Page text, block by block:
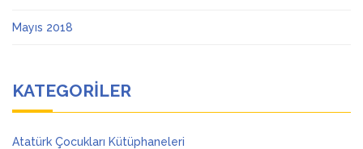
Mayıs 2018
KATEGORILER
Atatürk Çocukları Kütüphaneleri